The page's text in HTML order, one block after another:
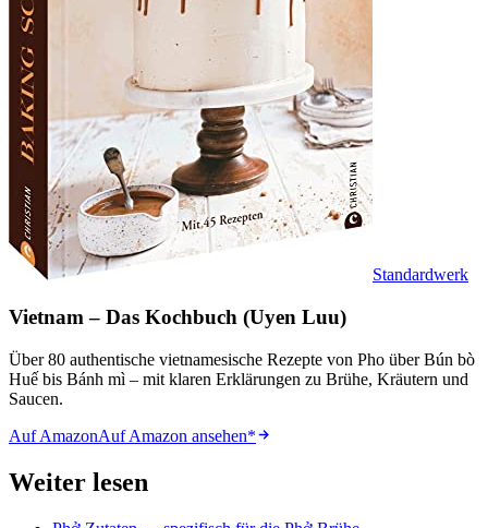
Standardwerk
Vietnam – Das Kochbuch (Uyen Luu)
Über 80 authentische vietnamesische Rezepte von Pho über Bún bò
Huế bis Bánh mì – mit klaren Erklärungen zu Brühe, Kräutern und
Saucen.
Auf AmazonAuf Amazon ansehen*
Weiter lesen